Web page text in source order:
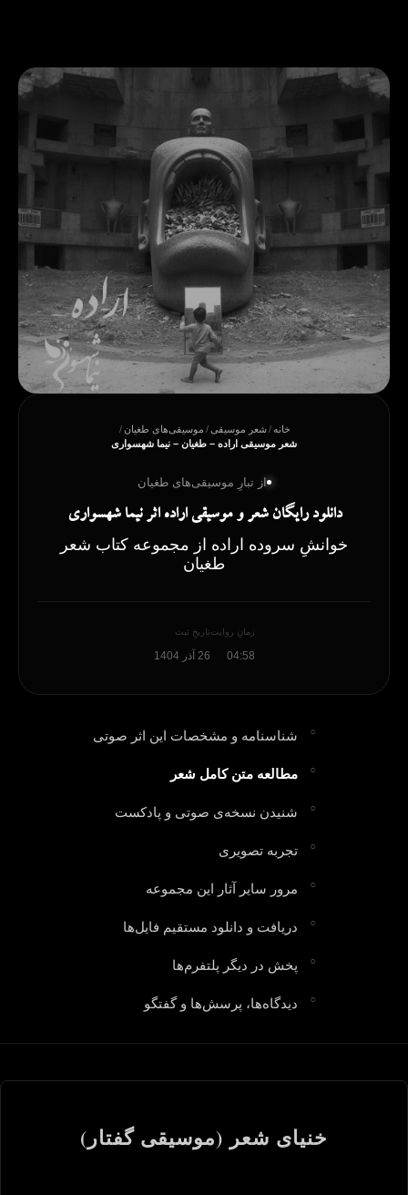
خانه / شعر موسیقی / موسیقی‌های طغیان /
شعر موسیقی اراده – طغیان – نیما شهسواری
از تبارِ موسیقی‌های طغیان
دانلود رایگان شعر و موسیقی اراده اثر نیما شهسواری
خوانشِ سروده اراده از مجموعه کتاب شعر
طغیان
زمانِ روایت
04:58
تاریخِ ثبت
26 آذر 1404
شناسنامه و مشخصات این اثر صوتی
مطالعه متن کامل شعر
شنیدن نسخه‌ی صوتی و پادکست
تجربه تصویری
مرور سایر آثار این مجموعه
دریافت و دانلود مستقیم فایل‌ها
پخش در دیگر پلتفرم‌ها
دیدگاه‌ها، پرسش‌ها و گفتگو
خنیای شعر (موسیقی گفتار)